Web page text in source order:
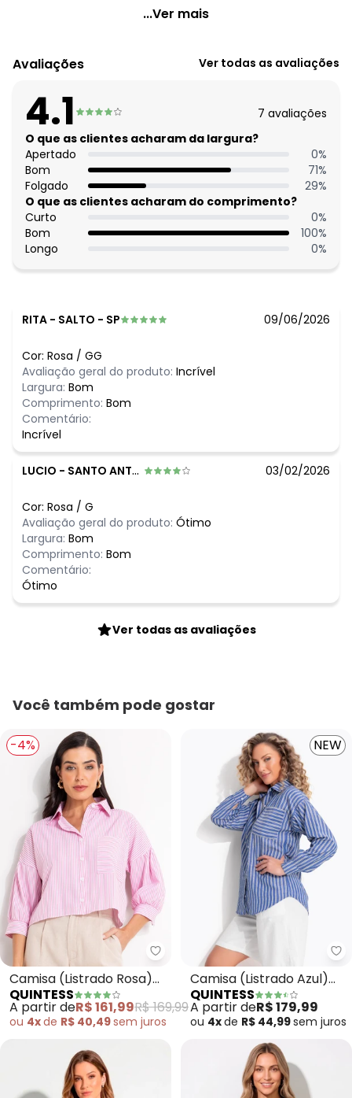
Quintess - Camisa Listrado Rosa em Tecido de Poliéster
Modelagem: Solta
Decote frente: Com gola
Comprimento da manga: Longa
Modelo da manga: Com punho e abertura de botão
Comprimento: Tradicional
Fechamento: Em botões
Material: Tecido Plano de Poliéster com Elastano
Estação: Ano Inteiro
Situação de Uso: Casual
Composição Material: 92% Poliéster, 8% Elastano
...Ver mais
Avaliações Ver todas as avaliações
4.1 7 avaliações
O que as clientes acharam da largura?
Apertado
0%
Bom
71%
Folgado
29%
O que as clientes acharam do comprimento?
Curto
0%
Bom
100%
Longo
0%
RITA - SALTO - SP 09/06/2026
Cor: Rosa / GG
Avaliação geral do produto: Incrível
Largura: Bom
Comprimento: Bom
Comentário:
Incrível
LUCIO - SANTO ANTONIO DE JESUS - BA 03/02/2026
Cor: Rosa / G
Avaliação geral do produto: Ótimo
Largura: Bom
Comprimento: Bom
Comentário:
Ótimo
Ver todas as avaliações
Você também pode gostar
-4%
Quintess -
Camisa (Listrado Rosa)
em Tecido de Poliéster
QUINTESS
A partir deR$ 161,99R$ 169,99
ou 4xde R$ 40,49sem juros
NEW
Camisa (Listrado Azul)
em Poliéster com
Algodão
QUINTESS
A partir deR$ 179,99
ou 4xde R$ 44,99sem juros